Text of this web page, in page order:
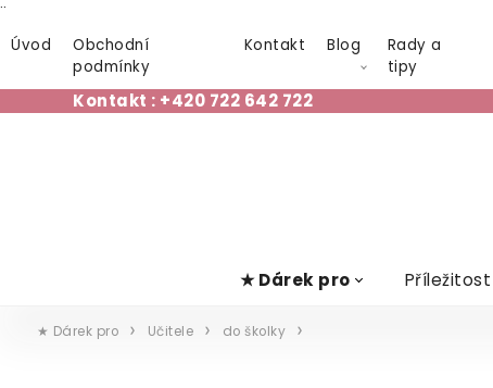
¨
Úvod
Obchodní
podmínky
Kontakt Blog
Rady a
tipy
Kontakt : +420 722 642 722
★ Dárek pro Příležitost
★ Dárek pro Učitele do školky